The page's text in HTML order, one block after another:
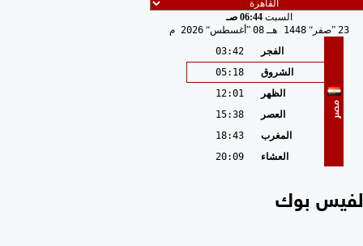
السبت 06:44 صـ
23 صفر 1448 هـ 08 أغسطس 2026 م
مصر
الفجر
03:42
الشروق
05:18
الظهر
12:01
العصر
15:38
المغرب
18:43
العشاء
20:09
بوك